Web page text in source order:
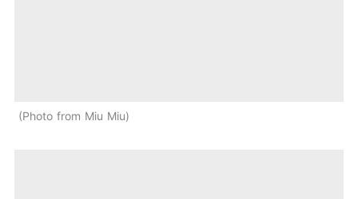
Photo from Miu Miu